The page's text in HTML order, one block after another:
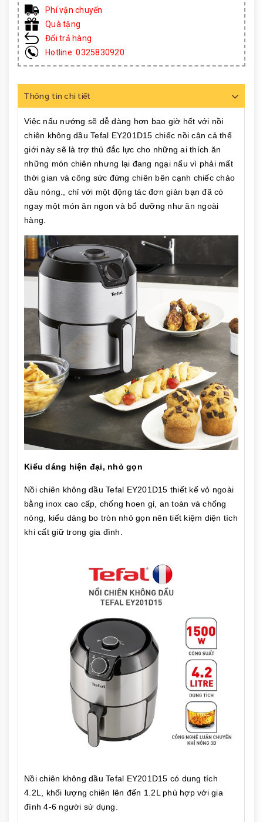
Phí vận chuyển
Quà tặng
Đổi trả hàng
Hotline: 0325830920
Thông tin chi tiết
Việc nấu nướng sẽ dễ dàng hơn bao giờ hết với nồi
chiên không dầu Tefal EY201D15 chiếc nồi cân cả thế
giới này sẽ là trợ thủ đắc lực cho những ai thích ăn
những món chiên nhưng lại đang ngại nấu vì phải mất
thời gian và công sức đứng chiên bên cạnh chiếc chảo
dầu nóng., chỉ với một động tác đơn giản bạn đã có
ngay một món ăn ngon và bổ dưỡng như ăn ngoài
hàng.
Kiểu dáng hiện đại, nhỏ gọn
Nồi chiên không dầu Tefal EY201D15 thiết kế vỏ ngoài
bằng inox cao cấp, chống hoen gỉ, an toàn và chống
nóng, kiểu dáng bo tròn nhỏ gọn nên tiết kiệm diện tích
khi cất giữ trong gia đình.
Nồi chiên không dầu Tefal EY201D15 có dung tích
4.2L, khối lượng chiên lên đến 1.2L phù hợp với gia
đình 4-6 người sử dụng.